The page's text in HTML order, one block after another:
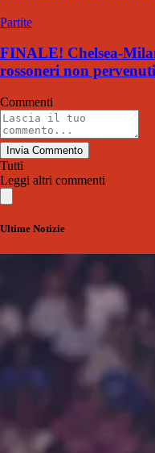
Partite
FINALE! Chelsea-
rossoneri non pervenuti
Commenti
Invia Commento
Tutti
Leggi altri commenti
Ultime Notizie